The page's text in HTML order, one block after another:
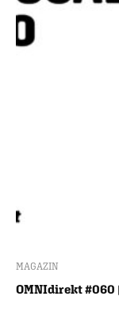
MAGAZIN
OMNIdirekt #060